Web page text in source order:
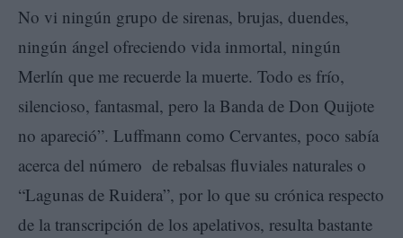
No vi ningún grupo de sirenas, brujas, duendes,
ningún ángel ofreciendo vida inmortal, ningún
Merlín que me recuerde la muerte. Todo es frío,
silencioso, fantasmal, pero la Banda de Don Quijote
no apareció”. Luffmann como Cervantes, poco sabía
acerca del número de rebalsas fluviales naturales o
“Lagunas de Ruidera”, por lo que su crónica respecto
de la transcripción de los apelativos, resulta bastante